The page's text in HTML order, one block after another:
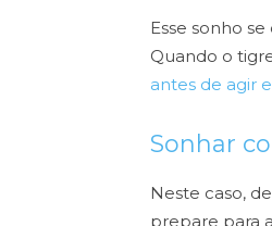
Esse sonho
Quando o
antes de agir
Sonhar
Neste caso,
prepare para